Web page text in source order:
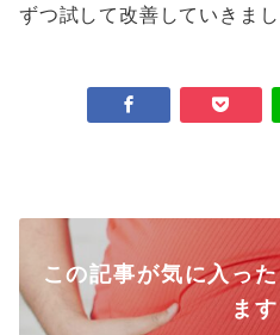
ずつ試して改善していきまし
この記事が気に入っ
ます